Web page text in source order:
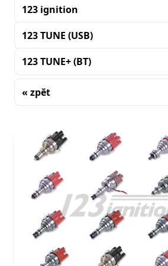
123 ignition
123 TUNE (USB)
123 TUNE+ (BT)
« zpět